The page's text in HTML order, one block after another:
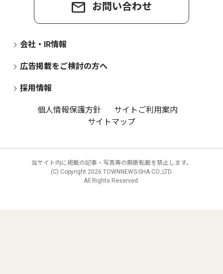
お問い合わせ
会社・IR情報
広告掲載をご検討の方へ
採用情報
個人情報保護方針
サイトご利用案内
サイトマップ
当サイト内に掲載の記事・写真等の無断転載を禁止します。
(C) Copyright 2026 TOWNNEWS-SHA CO.,LTD.
All Rights Reserved.